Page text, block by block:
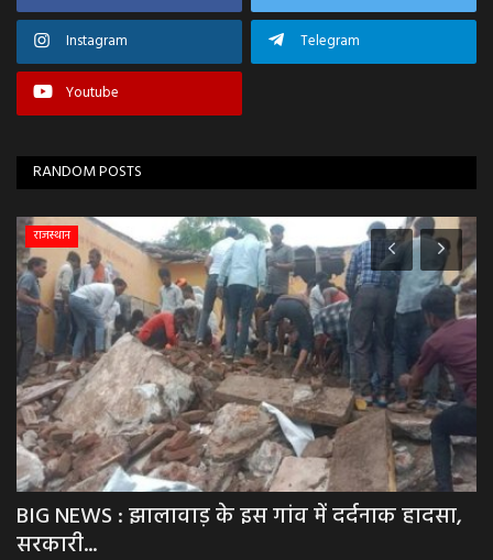
Instagram Telegram
Youtube
RANDOM POSTS
जयपुर
BIG NEWS : करणी सेना के अध्यक्ष की दिन दहाड़े
हत्या, घर...